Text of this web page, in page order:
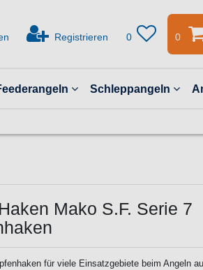
Registrieren 0 0
Schleppangeln
Mako S.F. Serie 7
für viele Einsatzgebiete beim Angeln